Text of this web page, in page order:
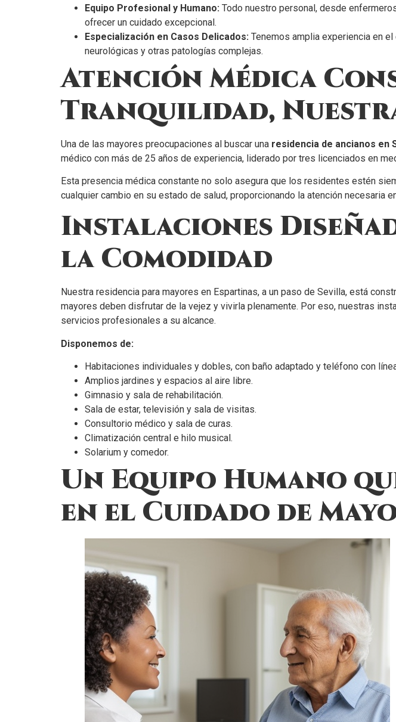
Equipo Profesional y Humano: Todo nuestro personal, desde
ofrecer un cuidado excepcional.
Especialización en Casos Delicados: Tenemos amplia experiencia en
neurológicas y otras patologías complejas.
Atención Médica
Tranquilidad,
Una de las mayores preocupaciones al buscar una residencia de ancianos en
médico con más de 25 años de experiencia, liderado por tres licenciados en
Esta presencia médica constante no solo asegura que los residentes estén
cualquier cambio en su estado de salud, proporcionando la atención necesaria
Instalaciones
la Comodidad
Nuestra residencia para mayores en Espartinas, a un paso de Sevilla, está
mayores deben disfrutar de la vejez y vivirla plenamente. Por eso, nuestras
servicios profesionales a su alcance.
Disponemos de:
Habitaciones individuales y dobles, con baño adaptado y teléfono con
Amplios jardines y espacios al aire libre.
Gimnasio y sala de rehabilitación.
Sala de estar, televisión y sala de visitas.
Consultorio médico y sala de curas.
Climatización central e hilo musical.
Solarium y comedor.
Un Equipo Humano
en el Cuidado de